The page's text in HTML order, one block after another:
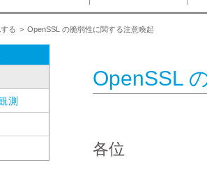
る OpenSSL の脆弱性に関する注意喚起
OpenSSL
各位
測